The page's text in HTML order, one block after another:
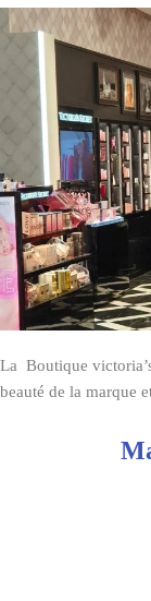
La Boutique
beauté de la marque